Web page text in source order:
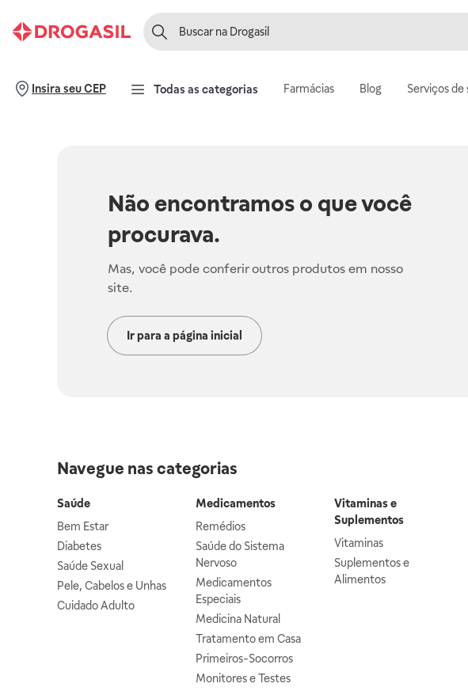
Insira seu CEP Todas as categorias Farmácias Blog Serviços de
Não encontramos o que você
procurava.
Mas, você pode conferir outros produtos em nosso
site.
Ir para a página inicial
Navegue nas categorias
Saúde
Bem Estar
Diabetes
Saúde Sexual
Pele, Cabelos e Unhas
Cuidado Adulto
Medicamentos
Remédios
Saúde do Sistema
Nervoso
Medicamentos
Especiais
Medicina Natural
Tratamento em Casa
Primeiros-Socorros
Monitores e Testes
Vitaminas e
Suplementos
Vitaminas
Suplementos e
Alimentos